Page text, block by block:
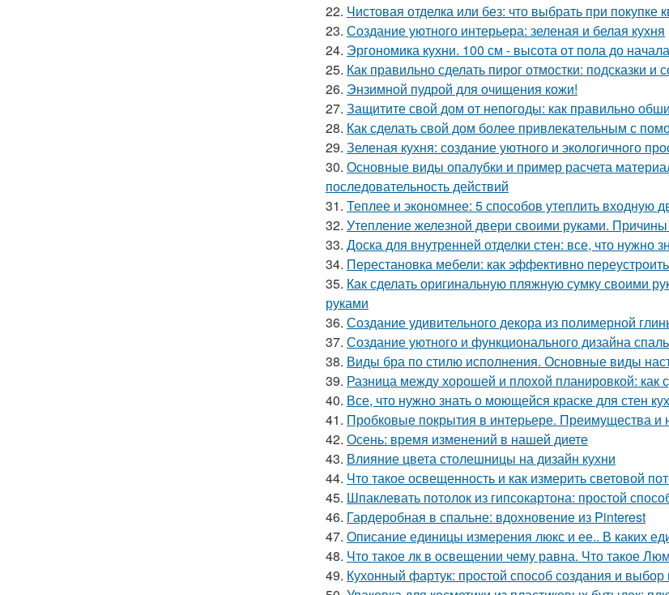
22. Чистовая отделка или без: что выбрать при покупке
23. Создание уютного интерьера: зеленая и белая кухня
24. Эргономика кухни. 100 см - высота от пола до
25. Как правильно сделать пирог отмостки: подсказки и
26. Энзимной пудрой для очищения кожи!
27. Защитите свой дом от непогоды: как правильно
28. Как сделать свой дом более привлекательным с
29. Зеленая кухня: создание уютного и экологичного
30. Основные виды опалубки и пример расчета
последовательность действий
31. Теплее и экономнее: 5 способов утеплить входную
32. Утепление железной двери своими руками.
33. Доска для внутренней отделки стен: все, что нужно
34. Перестановка мебели: как эффективно
35. Как сделать оригинальную пляжную сумку своими
руками
36. Создание удивительного декора из полимерной
37. Создание уютного и функционального дизайна
38. Виды бра по стилю исполнения. Основные виды
39. Разница между хорошей и плохой планировкой: как
40. Все, что нужно знать о моющейся краске для стен
41. Пробковые покрытия в интерьере. Преимущества и
42. Осень: время изменений в нашей диете
43. Влияние цвета столешницы на дизайн кухни
44. Что такое освещенность и как измерить световой
45. Шпаклевать потолок из гипсокартона: простой
46. Гардеробная в спальне: вдохновение из Pinterest
47. Описание единицы измерения люкс и ее.. В каких
48. Что такое лк в освещении чему равна. Что такое
49. Кухонный фартук: простой способ создания и выбор